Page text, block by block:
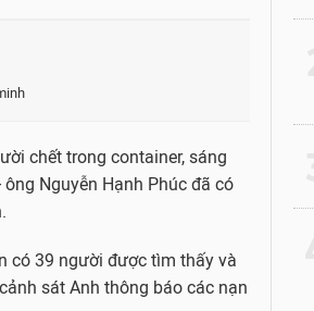
chết trong container, sáng
Nguyễn Hạnh Phúc đã có
có 39 người được tìm thấy và
sát Anh thông báo các nạn